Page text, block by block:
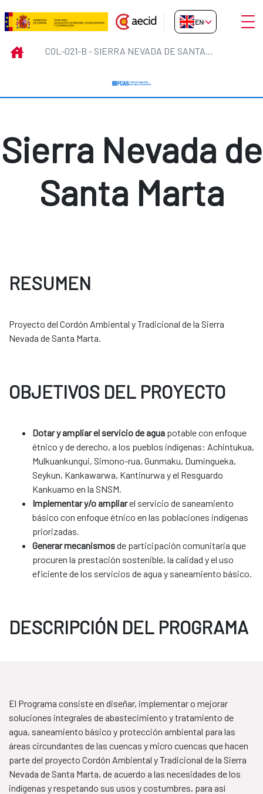
Skip to Main Content
COL-021-B - Sierra Nevada de
EN-GB
INICIO COL-021-B - SIERRA NEVADA DE SANTA MARTA
Sierra Nevada de
Santa Marta
RESUMEN
Proyecto del Cordón Ambiental y Tradicional de la Sierra
Nevada de Santa Marta.
OBJETIVOS DEL PROYECTO
Dotar y ampliar el servicio de agua potable con enfoque
étnico y de derecho, a los pueblos indígenas: Achintukua,
Mulkuankungui, Simono-rua, Gunmaku, Dumingueka,
Seykun, Kankawarwa, Kantinurwa y el Resguardo
Kankuamo en la SNSM.
Implementar y/o ampliarel servicio de saneamiento
básico con enfoque étnico en las poblaciones indígenas
priorizadas.
Generar mecanismosde participación comunitaria que
procuren la prestación sostenible, la calidad y el uso
eficiente de los servicios de agua y saneamiento básico.
DESCRIPCIÓN DEL PROGRAMA
El Programa consiste en diseñar, implementar o mejorar
soluciones integrales de abastecimiento y tratamiento de
agua, saneamiento básico y protección ambiental para las
áreas circundantes de las cuencas y micro cuencas que hacen
parte del proyecto Cordón Ambiental y Tradicional de la Sierra
Nevada de Santa Marta, de acuerdo a las necesidades de los
indígenas y respetando sus usos y costumbres, para así